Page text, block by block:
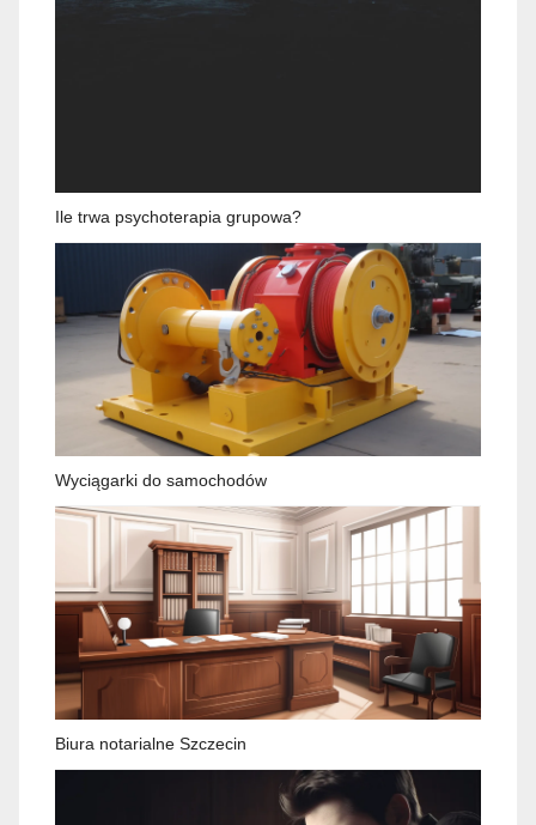
Ile trwa psychoterapia grupowa?
Wyciągarki do samochodów
Biura notarialne Szczecin